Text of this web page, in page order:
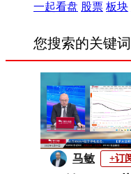
一起看盘 股票 板块
您搜索的关键
马敏 +订